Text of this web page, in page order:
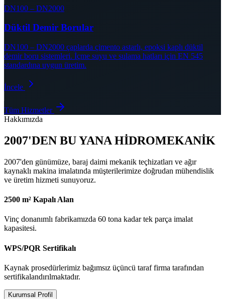
DN100 – DN2000
Düktil Demir Borular
DN100 – DN2000 çaplarda çimento astarlı, epoksi kaplı düktil
demir boru sistemleri. İçme suyu ve sulama hatları için EN 545
standardına uygun üretim.
İncele
Tüm Hizmetler
Hakkımızda
2007'DEN BU YANA HİDROMEKANİK
2007'den günümüze, baraj daimi mekanik teçhizatları ve ağır
kaynaklı makina imalatında müşterilerimize doğrudan mühendislik
ve üretim hizmeti sunuyoruz.
2500 m² Kapalı Alan
Vinç donanımlı fabrikamızda 60 tona kadar tek parça imalat
kapasitesi.
WPS/PQR Sertifikalı
Kaynak prosedürlerimiz bağımsız üçüncü taraf firma tarafından
sertifikalandırılmaktadır.
Kurumsal Profil